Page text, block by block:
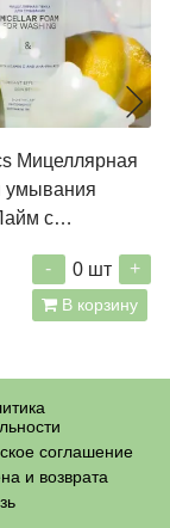
Мицеллярная
умывания
с
- 0 шт +
В корзину
соглашение
и возврата